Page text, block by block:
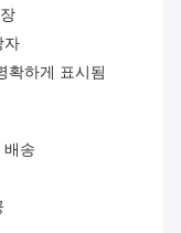
자
확하게 표시됨
배송